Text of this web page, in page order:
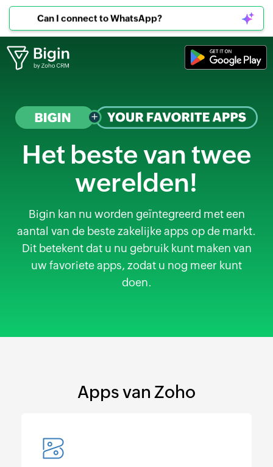
Can I connect to WhatsApp?
Het beste van twee
werelden!
Bigin kan nu worden geïntegreerd met een
aantal van de beste zakelijke apps op de markt.
Dit betekent dat u nu gebruik kunt maken van
uw favoriete apps, zodat u nog meer kunt
doen.
Apps van Zoho